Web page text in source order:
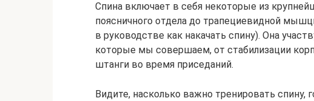
Спина включает в себя некоторые из
поясничного отдела до трапециевидной
в руководстве как накачать спину). Она
которые мы совершаем, от стабилизации
штанги во время приседаний.
Видите, насколько важно тренировать